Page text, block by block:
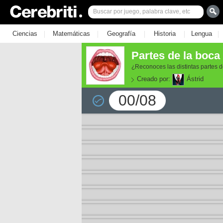
Ciencias | Matemáticas | Geografía | Historia | Lengua |
Partes de la boca
¿Reconoces las distintas partes
Creado por: Ástrid
00/08